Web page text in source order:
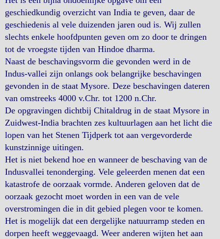
geschiedkundig overzicht van India te geven, daar de
geschiedenis al vele duizenden jaren oud is. Wij zullen
slechts enkele hoofdpunten geven om zo door te dringen
tot de vroegste tijden van Hindoe dharma.
Naast de beschavingsvorm die gevonden werd in de
Indus-vallei zijn onlangs ook belangrijke beschavingen
gevonden in de staat Mysore. Deze beschavingen dateren
van omstreeks 4000 v.Chr. tot 1200 n.Chr.
De opgravingen dichtbij Chitaldrug in de staat Mysore in
Zuidwest-India brachten zes kultuurlagen aan het licht die
lopen van het Stenen Tijdperk tot aan vergevorderde
kunstzinnige uitingen.
Het is niet bekend hoe en wanneer de beschaving van de
Indusvallei tenonderging. Vele geleerden menen dat een
katastrofe de oorzaak vormde. Anderen geloven dat de
oorzaak gezocht moet worden in een van de vele
overstromingen die in dit gebied plegen voor te komen.
Het is mogelijk dat een dergelijke natuurramp steden en
dorpen heeft weggevaagd. Weer anderen wijten het aan